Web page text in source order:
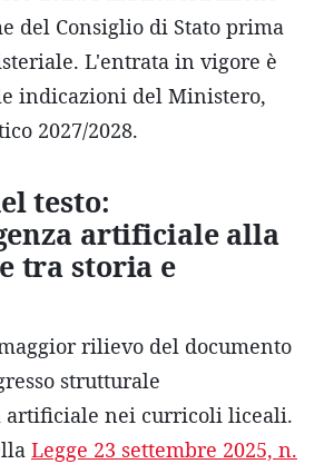
del Consiglio di Stato prima
L'entrata in vigore è
indicazioni del Ministero,
2027/2028.
testo:
artificiale alla
tra storia e
rilievo del documento
strutturale
nei curricoli liceali.
Legge 23 settembre 2025, n.